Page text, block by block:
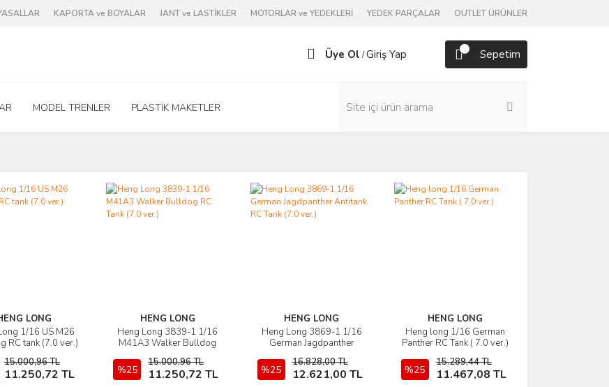
KAPORTA ve BOYALAR JANT ve LASTİKLER MOTORLAR ve YEDEKLERİ YEDEK PARÇALAR OUTLET ÜRÜNLER
Üye Ol /Giriş Yap Sepetim
MODEL TRENLER PLASTİK MAKETLER
LONG
1/16 US M26
RC tank (7.0 ver.)
15.000,96 TL
11.250,72 TL
Ürünü İncele
Sepete Ekle
HENG LONG
Heng Long 3839-1 1/16
M41A3 Walker Bulldog
%25
15.000,96 TL
11.250,72 TL
Ürünü İncele
Sepete Ekle
HENG LONG
Heng Long 3869-1 1/16
German Jagdpanther
%25
16.828,00 TL
12.621,00 TL
Ürünü İncele
Sepete Ekle
HENG LONG
Heng long 1/16 German
Panther RC Tank ( 7.0 ver.)
%25
15.289,44 TL
11.467,08 TL
Ürünü İncele
Sepete Ekle